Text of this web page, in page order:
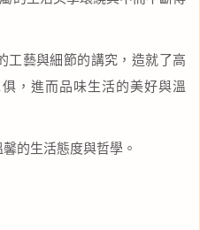
工藝與細節的講究，造就了高
，進而品味生活的美好與溫
的生活態度與哲學。